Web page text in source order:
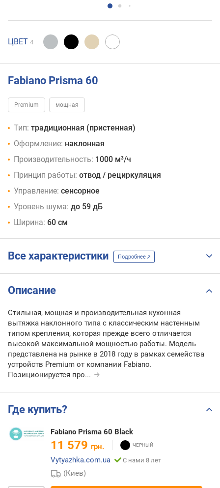
ЦВЕТ 4
Fabiano Prisma 60
Premium мощная
Тип: традиционная (пристенная)
Оформление: наклонная
Производительность: 1000 м³/ч
Принцип работы: отвод / рециркуляция
Управление: сенсорное
Уровень шума: до 59 дБ
Ширина: 60 см
Все характеристики Подробнее
Описание
Стильная, мощная и производительная кухонная
вытяжка наклонного типа с классическим настенным
типом крепления, которая прежде всего отличается
высокой максимальной мощностью работы. Модель
представлена на рынке в 2018 году в рамках семейства
устройств Premium от компании Fabiano.
Позиционируется про...
Где купить?
Fabiano Prisma 60 Black
11 579 грн.
Vytyazhka.com.ua
С нами 8 лет
(Киев)